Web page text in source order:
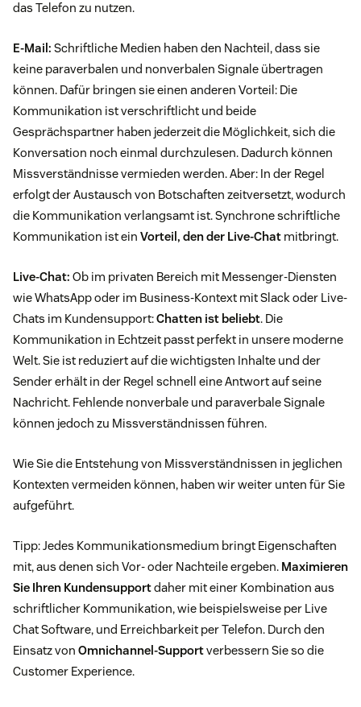
das Telefon zu nutzen.
E-Mail: Schriftliche Medien haben den Nachteil, dass sie
keine paraverbalen und nonverbalen Signale übertragen
können. Dafür bringen sie einen anderen Vorteil: Die
Kommunikation ist verschriftlicht und beide
Gesprächspartner haben jederzeit die Möglichkeit, sich die
Konversation noch einmal durchzulesen. Dadurch können
Missverständnisse vermieden werden. Aber: In der Regel
erfolgt der Austausch von Botschaften zeitversetzt, wodurch
die Kommunikation verlangsamt ist. Synchrone schriftliche
Kommunikation ist ein Vorteil, den der Live-Chat mitbringt.
Live-Chat: Ob im privaten Bereich mit Messenger-Diensten
wie WhatsApp oder im Business-Kontext mit Slack oder Live-
Chats im Kundensupport:Chatten ist beliebt. Die
Kommunikation in Echtzeit passt perfekt in unsere moderne
Welt. Sie ist reduziert auf die wichtigsten Inhalte und der
Sender erhält in der Regel schnell eine Antwort auf seine
Nachricht. Fehlende nonverbale und paraverbale Signale
können jedoch zu Missverständnissen führen.
Wie Sie die Entstehung von Missverständnissen in jeglichen
Kontexten vermeiden können, haben wir weiter unten für Sie
aufgeführt.
Tipp: Jedes Kommunikationsmedium bringt Eigenschaften
mit, aus denen sich Vor- oder Nachteile ergeben. Maximieren
Sie Ihren Kundensupportdaher mit einer Kombination aus
schriftlicher Kommunikation, wie beispielsweise per Live
Chat Software, und Erreichbarkeit per Telefon. Durch den
Einsatz von Omnichannel-Supportverbessern Sie so die
Customer Experience.